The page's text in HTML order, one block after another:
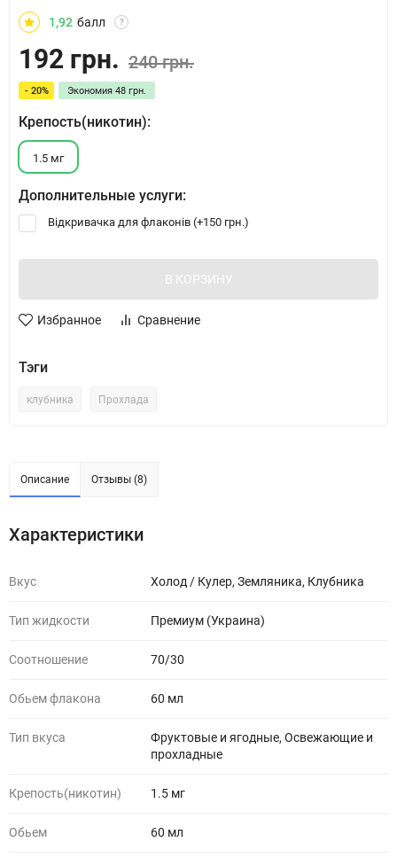
1,92 балл ?
192 грн. 240 грн.
- 20% Экономия 48 грн.
Крепость(никотин):
1.5 мг
Дополнительные услуги:
Відкривачка для флаконів (+150 грн.)
В КОРЗИНУ
Избранное Сравнение
Тэги
клубника Прохлада
Описание Отзывы (8)
Характеристики
Вкус Холод / Кулер, Земляника, Клубника
Тип жидкости Премиум (Украина)
Соотношение 70/30
Обьем флакона 60 мл
Тип вкуса
Фруктовые и ягодные, Освежающие и
прохладные
Крепость(никотин) 1.5 мг
Обьем 60 мл